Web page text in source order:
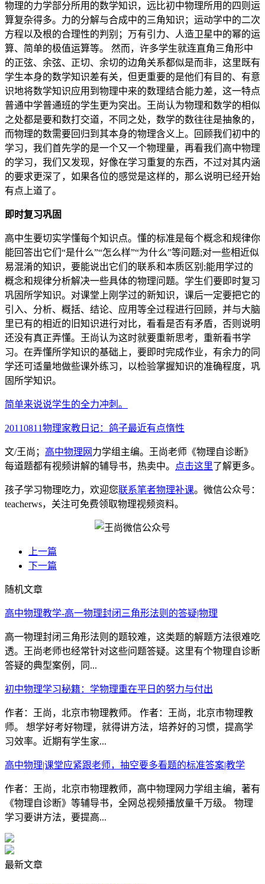
物理的力学部分所用的数学知识，远比初中物理所用的四则运
算复杂得多。力的分解与合成中的三角知识；运动学中的二次
方程以及根的合理性的判别；万有引力、人造卫星中的幂的运
算、简单的极值运算等。 然而，许多学生就连直角三角形中
的正弦、余弦、正切、余切的边角关系都似是而非，这里既有
学生本身的数学知识差有关，但更重要的是他们有目的、有意
识地将数学知识应用到物理中来的数理结合能力差，这一特点
普通中学普通班的学生更为突出。王尚认为物理和数学的相似
之处都是要和数打交道，不同之处，数学的数往往是抽象的，
而物理的数需要回归到其本身的物理含义上。回顾我们初中的
学习，我们首先学的是一个又一个物理量，再看我们高中物理
的学习，我们又发现，好像在学习重复的东西，不过对其内涵
的要求更深了，如果各位的感觉是这样的，那么说明已经开始
有点上道了。
即时复习巩固
高中生要切实学懂每个知识点。懂的标准是每个概念和规律你
能回答出它们“是什么”“怎么样”“为什么”等问题;对一些相近似
易混淆的知识，要能说出它们的联系和本质区别;能用学过的
概念和规律分析解决一些具体的物理问题。学生们要即时复习
巩固所学知识。对课堂上刚学过的新知识，课后一定要把它的
引入、分析、概括、结论、应用等全过程进行回顾，并与大脑
里已有的相近的旧知识进行对比，看看是否有矛盾，否则说明
还没有真正弄懂。王尚认为这时就要重新思考，重新看书学
习。在弄懂所学知识的基础上，要即时完成作业，有余力的同
学还可适量地做些课外练习，以检验掌握知识的准确程度，巩
固所学知识。
简单来说说学生的全力冲刺。
20110811物理家教日记：鸽子最近有点惰性
文/王尚； 高中物理网 力学组主编。王尚老师《物理自诊断》
每道题都有视频讲解的辅导书，热卖中。
点击这里了解更多。
孩子学习物理吃力，欢迎您联系笔者物理补课。微信公众号：
teacherws，关注可免费领取物理视频资料。
上一篇
下一篇
随机文章
高中物理教学-高一物理封闭三角形法则的答疑|物理
高一物理封闭三角形法则的题较难，这类题的解题方法很难吃
透。王尚老师也经常针对这些问题答疑。这里有个物理自诊断
答疑的典型案例，同...
初中物理学习秘籍：学物理重在平日的努力与付出
作者：王尚，北京市物理教师。 作者：王尚，北京市物理教
师。 想学好考好物理，就得讲方法，培养好的习惯，提高学
习效率。近期有学生家...
高中物理|课堂应紧跟老师，抽空要多看题的标准答案|教学
作者：王尚，北京市物理教师，高中物理网力学组主编，著有
《物理自诊断》等辅导书，全网总视频播放量千万级。 物理
学习要讲方法，要提高...
最新文章